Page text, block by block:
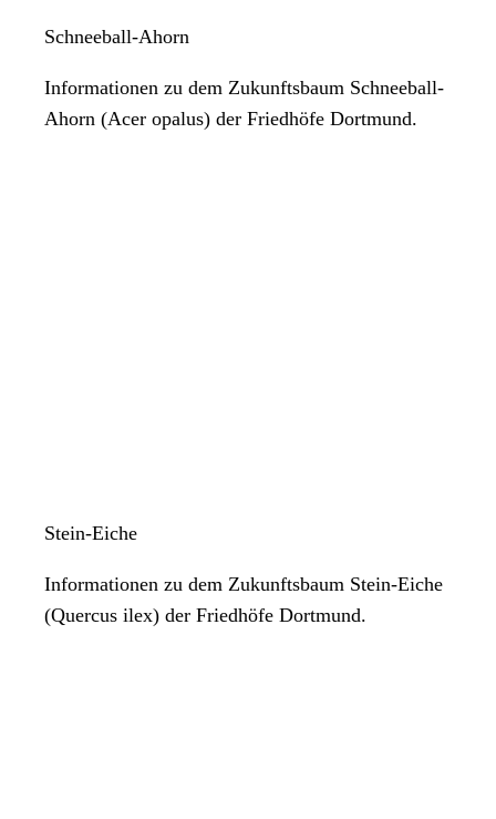
Schneeball-Ahorn
Informationen zu dem Zukunftsbaum Schneeball-
Ahorn (Acer opalus) der Friedhöfe Dortmund.
Stein-Eiche
Informationen zu dem Zukunftsbaum Stein-Eiche
(Quercus ilex) der Friedhöfe Dortmund.